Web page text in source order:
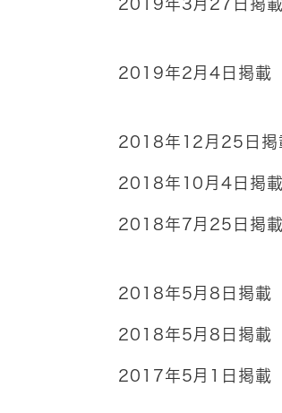
2019年3月27日掲載
2019年2月4日掲載
2018年12月25日掲
2018年10月4日掲載
2018年7月25日掲載
2018年5月8日掲載
2018年5月8日掲載
2017年5月1日掲載